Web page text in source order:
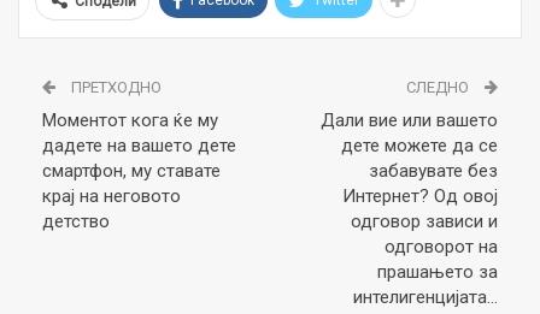
ПРЕТХОДНО
Моментот кога ќе му
дадете на вашето дете
смартфон, му ставaте
крај на неговото
детство
СЛЕДНО
Дали вие или вашето
дете можете да се
забавувате без
Интернет? Од овој
одговор зависи и
одговорот на
прашањето за
интелигенцијата…